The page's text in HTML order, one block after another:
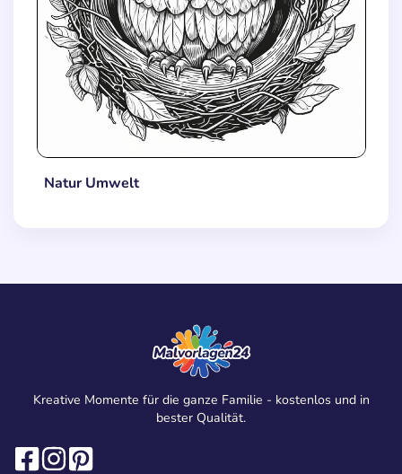
Natur Umwelt
Kreative Momente für die ganze Familie - kostenlos und in
bester Qualität.